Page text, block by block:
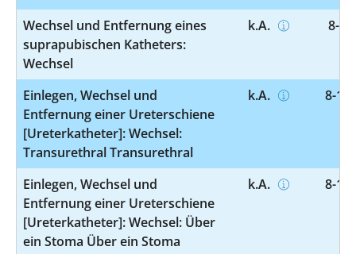
Wechsel und Entfernung eines
suprapubischen Katheters:
Wechsel
k.A. 8-
Einlegen, Wechsel und
Entfernung einer Ureterschiene
[Ureterkatheter]: Wechsel:
Transurethral Transurethral
k.A. 8-
Einlegen, Wechsel und
Entfernung einer Ureterschiene
[Ureterkatheter]: Wechsel: Über
ein Stoma Über ein Stoma
k.A. 8-